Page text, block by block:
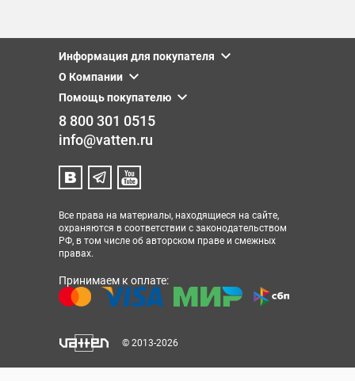
Информация для покупателя
О Компании
Помощь покупателю
8 800 301 0515
info@vatten.ru
Все права на материалы, находящиеся на сайте,
охраняются в соответствии с законодательством
РФ, в том числе об авторском праве и смежных
правах.
Принимаем к оплате:
© 2013-2026